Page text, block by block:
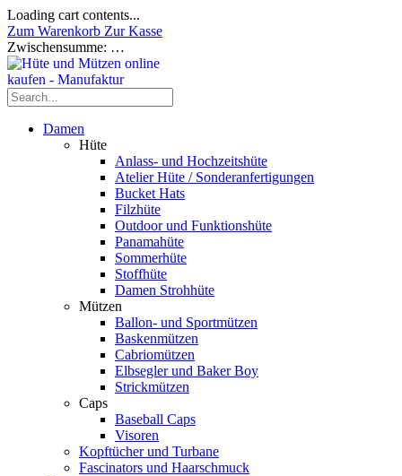
Loading cart contents...
Zum Warenkorb Zur Kasse
Zwischensumme: …
Damen
Hüte
Anlass- und Hochzeitshüte
Atelier Hüte / Sonderanfertigungen
Bucket Hats
Filzhüte
Outdoor und Funktionshüte
Panamahüte
Sommerhüte
Stoffhüte
Damen Strohhüte
Mützen
Ballon- und Sportmützen
Baskenmützen
Cabriomützen
Elbsegler und Baker Boy
Strickmützen
Caps
Baseball Caps
Visoren
Kopftücher und Turbane
Fascinators und Haarschmuck